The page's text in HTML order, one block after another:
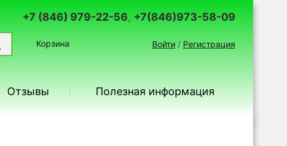
+7 (846) 979-22-56, +7(846)973-58-09
Корзина Войти / Регистрация
Отзывы Полезная информация